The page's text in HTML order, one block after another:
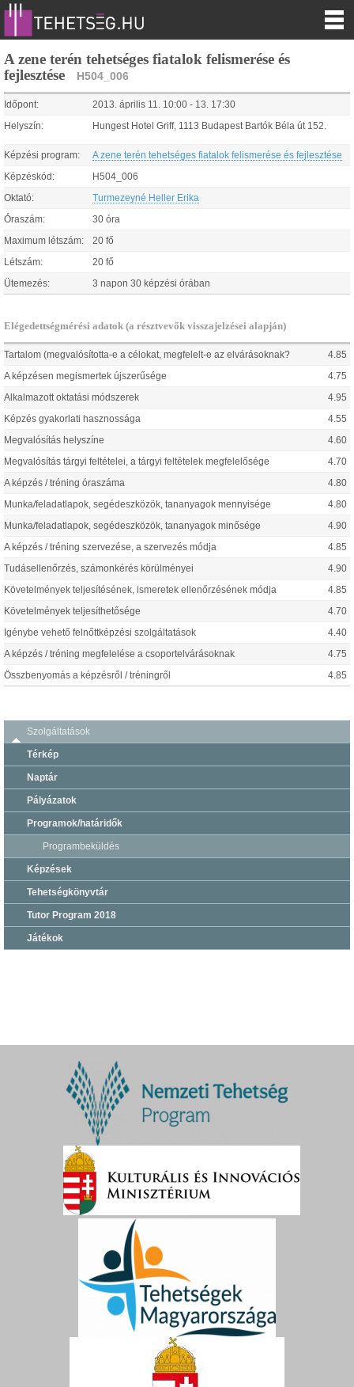
A zene terén tehetséges fiatalok felismerése és
fejlesztése
H504_006
Időpont: 2013. április 11 10:00 - 13 17:30
Helyszín: Hungest Hotel Griff, 1113 Budapest Bartók Béla út 152.
Képzési program: A zene terén tehetséges fiatalok felismerése és fejlesztése
Képzéskód: H504_006
Oktató: Turmezeyné Heller Erika
Óraszám: 30 óra
Maximum létszám: 20 fő
Létszám: 20 fő
Ütemezés: 3 napon 30 képzési órában
Elégedettségmérési adatok (a résztvevők visszajelzései alapján)
Tartalom (megvalósította-e a célokat, megfelelt-e az elvárásoknak? 4.85
A képzésen megismertek újszerűsége 4.75
Alkalmazott oktatási módszerek 4.95
Képzés gyakorlati hasznossága 4.55
Megvalósítás helyszíne 4.60
Megvalósítás tárgyi feltételei, a tárgyi feltételek megfelelősége 4.70
A képzés / tréning óraszáma 4.80
Munka/feladatlapok, segédeszközök, tananyagok mennyisége 4.80
Munka/feladatlapok, segédeszközök, tananyagok minősége 4.90
A képzés / tréning szervezése, a szervezés módja 4.85
Tudásellenőrzés, számonkérés körülményei 4.90
Követelmények teljesítésének, ismeretek ellenőrzésének módja 4.85
Követelmények teljesíthetősége 4.70
Igénybe vehető felnőttképzési szolgáltatások 4.40
A képzés / tréning megfelelése a csoportelvárásoknak 4.75
Összbenyomás a képzésről / tréningről 4.85
Szolgáltatások
Térkép
Naptár
Pályázatok
Programok/határidők
Programbeküldés
Képzések
Tehetségkönyvtár
Tutor Program 2018
Játékok